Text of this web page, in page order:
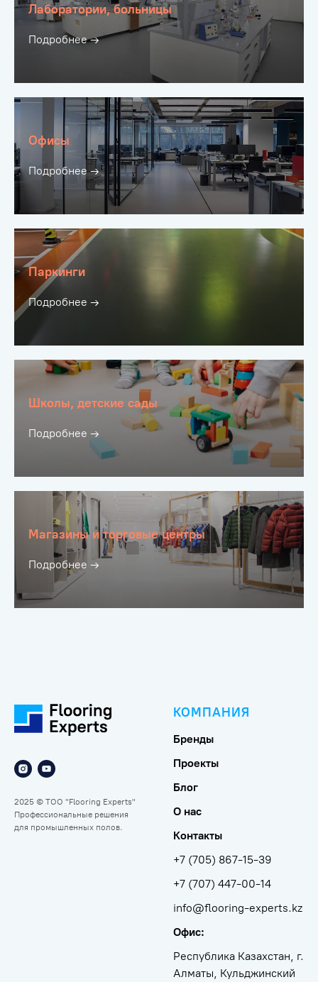
Лаборатории, больницы
Подробнее →
Офисы
Подробнее →
Паркинги
Подробнее →
Школы, детские сады
Подробнее →
Магазины и торговые центры
Подробнее →
2025 © ТОО "Flooring Experts"
Профессиональные решения
для промышленных полов.
КОМПАНИЯ
Бренды
Проекты
Блог
О нас
Контакты
+7 (705) 867-15-39
+7 (707) 447-00-14
info@flooring-experts.kz
Офис:
Республика Казахстан, г.
Алматы, Кульджинский